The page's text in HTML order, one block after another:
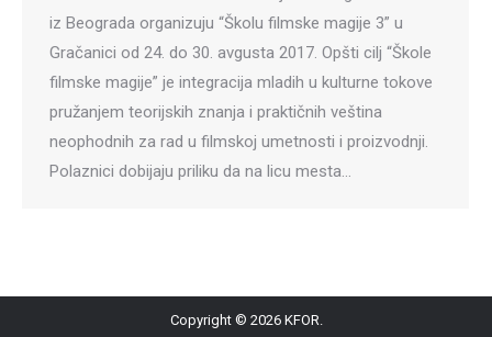
iz Beograda organizuju “Školu filmske magije 3” u
Gračanici od 24. do 30. avgusta 2017. Opšti cilj “Škole
filmske magije” je integracija mladih u kulturne tokove
pružanjem teorijskih znanja i praktičnih veština
neophodnih za rad u filmskoj umetnosti i proizvodnji.
Polaznici dobijaju priliku da na licu mesta…
Copyright © 2026 KFOR.